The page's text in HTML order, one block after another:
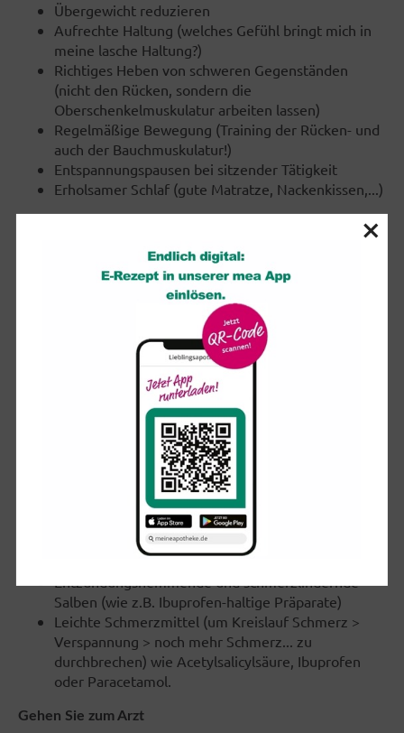
Übergewicht reduzieren
Aufrechte Haltung (welches Gefühl bringt mich in
meine lasche Haltung?)
Richtiges Heben von schweren Gegenständen
(nicht den Rücken, sondern die
Oberschenkelmuskulatur arbeiten lassen)
Regelmäßige Bewegung (Training der Rücken- und
auch der Bauchmuskulatur!)
Entspannungspausen bei sitzender Tätigkeit
Erholsamer Schlaf (gute Matratze, Nackenkissen,...)
Allgemeine Maßnahmen:
Warm halten: Wärmeflasche, warme Wickel, heiße
Vollbäder mit entspannenden und
durchblutungsfördernden Zusätzen (z.B. Schwefel-
oder Moorbäder)
Rückenmuskulatur entspannen
Schmerz vermeiden (dies geschieht häufig nicht
durch Bettruhe, sondern dadurch, dass Sie in
Bewegung bleiben. Ihr Körper wird es Ihnen
Nahrungsgewohnheiten überprüfen
Präparate und Medikamente zur Selbstbehandlung:
Wärmewirksame Salben (z.B. mit Bienengift,
Rosmarinextrakt, Cayennepfeffer)
Einreibungen mit Johanniskrautöl
Entzündungshemmende und schmerzlindernde
Salben (wie z.B. Ibuprofen-haltige Präparate)
Leichte Schmerzmittel (um Kreislauf Schmerz >
Verspannung > noch mehr Schmerz... zu
durchbrechen) wie Acetylsalicylsäure, Ibuprofen
oder Paracetamol.
Gehen Sie zum Arzt
×